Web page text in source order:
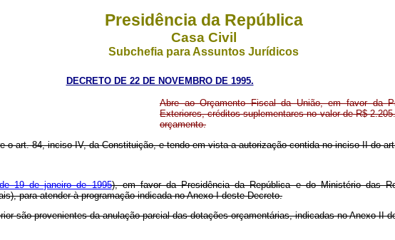
Presidência da República
Casa Civil
Subchefia para Assuntos Jurídicos
DECRETO DE 22 DE NOVEMBRO DE 1995.
Abre ao Orçamento Fiscal da União, em favor da
Exteriores, créditos suplementares no valor de R$
orçamento.
o art. 84, inciso IV, da Constituição, e tendo em vista a autorização contida no inciso II do
19 de janeiro de 1995), em favor da Presidência da República e do Ministério das
para atender à programação indicada no Anexo I deste Decreto.
são provenientes da anulação parcial das dotações orçamentárias, indicadas no Anexo II